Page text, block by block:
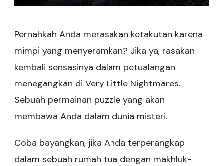
Pernahkah Anda merasakan ketakutan karena
mimpi yang menyeramkan? Jika ya, rasakan
kembali sensasinya dalam petualangan
menegangkan di Very Little Nightmares.
Sebuah permainan puzzle yang akan
membawa Anda dalam dunia misteri.
Coba bayangkan, jika Anda terperangkap
dalam sebuah rumah tua dengan makhluk-